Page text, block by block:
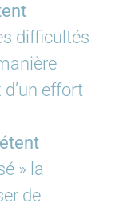
difficultés
effort
» la
de